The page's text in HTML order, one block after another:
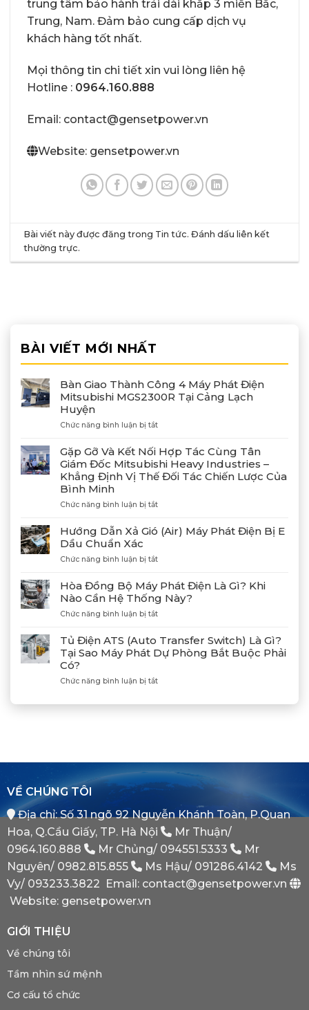
trung tâm bảo hành trải dài khắp 3 miền Bắc,
Trung, Nam. Đảm bảo cung cấp dịch vụ
khách hàng tốt nhất.
Mọi thông tin chi tiết xin vui lòng liên hệ
Hotline : 0964.160.888
Email: contact@gensetpower.vn
Website: gensetpower.vn
Bài viết này được đăng trong Tin tức. Đánh dấu liên kết
thường trực.
BÀI VIẾT MỚI NHẤT
Bàn Giao Thành Công 4 Máy Phát Điện
Mitsubishi MGS2300R Tại Cảng Lạch
Huyện
Chức năng bình luận bị tắtở
Thành
Công
4
Phát
MGS2300R
Cảng
Gặp Gỡ Và Kết Nối Hợp Tác Cùng Tân
Giám Đốc Mitsubishi Heavy Industries –
Khẳng Định Vị Thế Đối Tác Chiến Lược Của
Bình Minh
Chức năng bình luận bị tắtở
Gỡ
Và
Nối
Tác
Cùng
Tân
Giám
Mitsubishi
Heavy
Industries
Khẳng
Vị
Minh
Hướng Dẫn Xả Gió (Air) Máy Phát Điện Bị E
Dầu Chuẩn Xác
Chức năng bình luận bị tắtở
Dẫn
Xả
Gió
(Air)
Phát
Điện
Bị
Dầu
Hòa Đồng Bộ Máy Phát Điện Là Gì? Khi
Nào Cần Hệ Thống Này?
Chức năng bình luận bị tắtở
Bộ
Máy
Điện
Tủ Điện ATS (Auto Transfer Switch) Là Gì?
Tại Sao Máy Phát Dự Phòng Bắt Buộc Phải
Có?
Chức năng bình luận bị tắtở
Sao
Phát
Phòng
Bắt
Phải
Có?
VỀ CHÚNG TÔI
Địa chỉ: Số 31 ngõ 92 Nguyễn Khánh Toàn, P.Quan
Hoa, Q.Cầu Giấy, TP. Hà Nội
Mr Thuận/
0964.160.888
Mr Chủng/ 094551.5333
Mr
Nguyên/ 0982.815.855 Ms Hậu/ 091286.4142
Ms
Vy/ 093233.3822 Email: contact@gensetpower.vn
Website: gensetpower.vn
GIỚI THIỆU
Về chúng tôi
Tầm nhìn sứ mệnh
Cơ cấu tổ chức